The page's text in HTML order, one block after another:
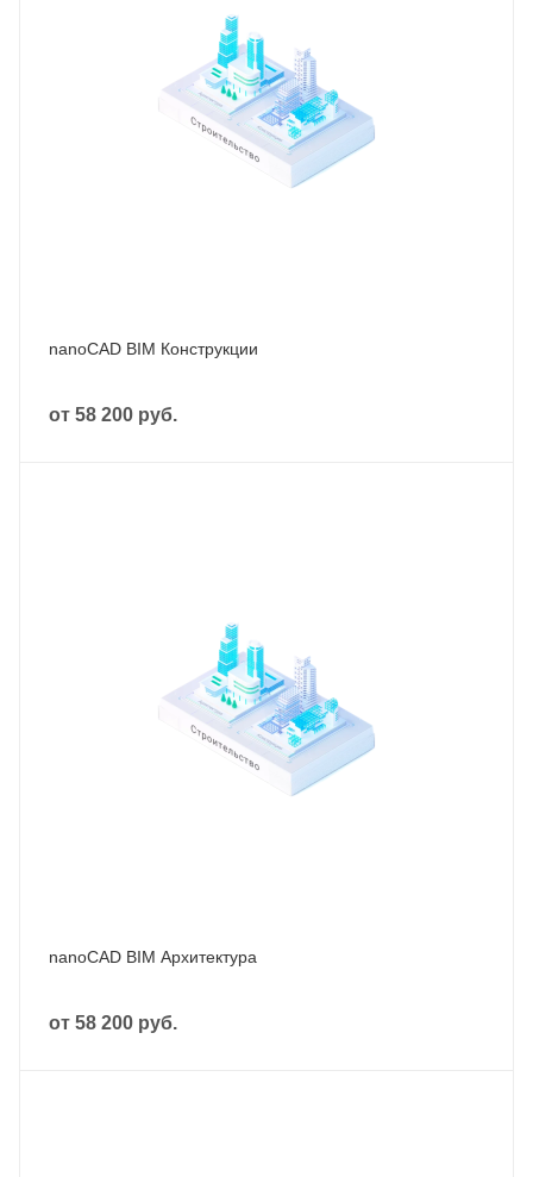
nanoCAD BIM Конструкции
от 58 200 руб.
nanoCAD BIM Архитектура
от 58 200 руб.